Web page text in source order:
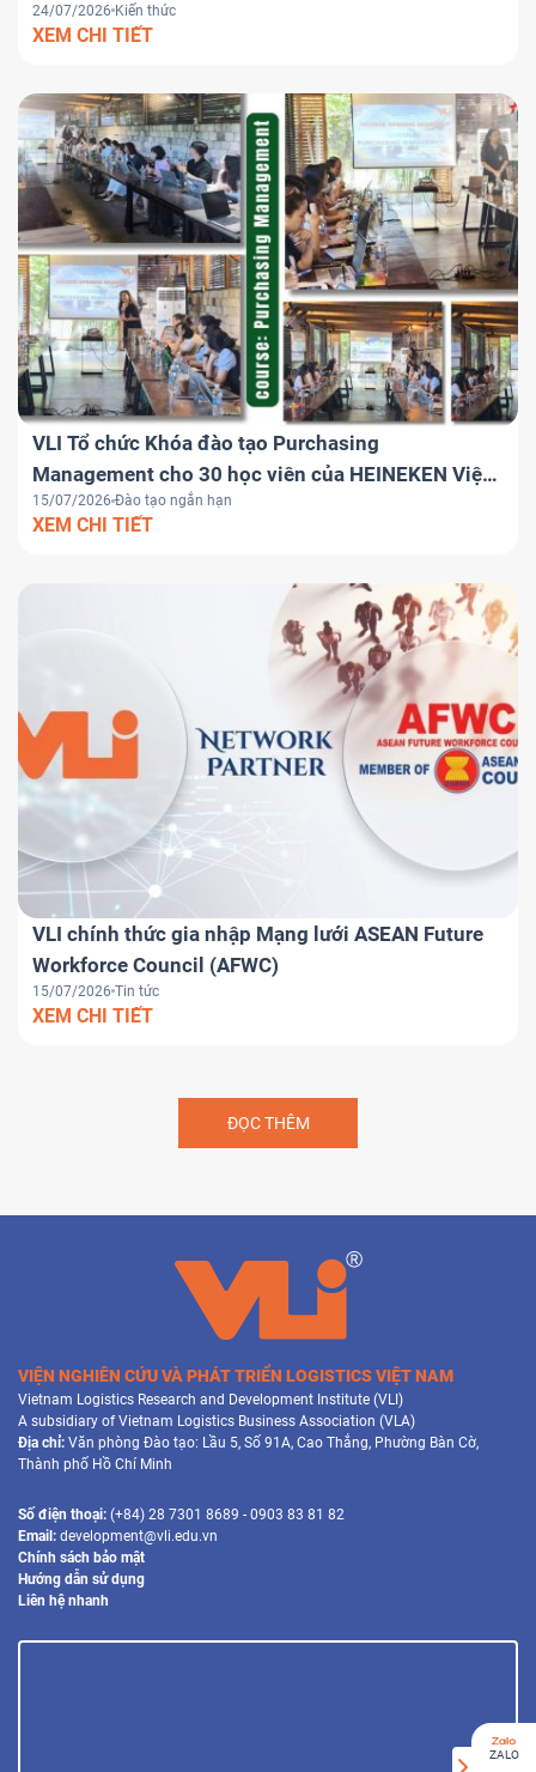
chiến lược đưa Việt Nam trở thành trung tâm
logistics khu vực
24/07/2026 Kiến thức
XEM CHI TIẾT
VLI Tổ chức Khóa đào tạo Purchasing
Management cho 30 học viên của HEINEKEN Việt
Nam
15/07/2026 Đào tạo ngắn hạn
XEM CHI TIẾT
VLI chính thức gia nhập Mạng lưới ASEAN Future
Workforce Council (AFWC)
15/07/2026 Tin tức
XEM CHI TIẾT
ĐỌC THÊM
VIỆN NGHIÊN CỨU VÀ PHÁT TRIỂN LOGISTICS VIỆT NAM
Vietnam Logistics Research and Development Institute (VLI)
A subsidiary of Vietnam Logistics Business Association (VLA)
Địa chỉ: Văn phòng Đào tạo: Lầu 5, Số 91A, Cao Thắng, Phường Bàn Cờ,
Thành phố Hồ Chí Minh
Số điện thoại: (+84) 28 7301 8689 - 0903 83 81 82
Email: development@vli.edu.vn
Chính sách bảo mật
Hướng dẫn sử dụng
Liên hệ nhanh
ZALO